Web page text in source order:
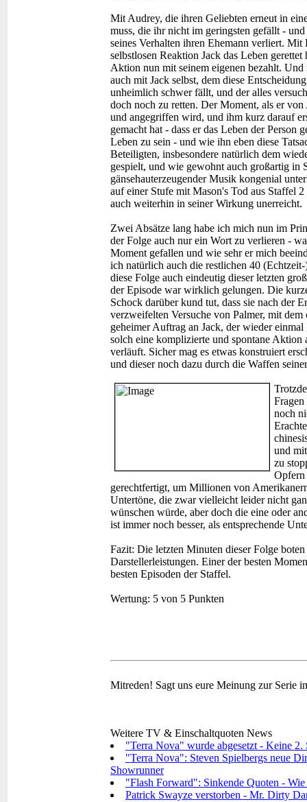
Mit Audrey, die ihren Geliebten erneut in
muss, die ihr nicht im geringsten gefällt -
seines Verhalten ihren Ehemann verliert. Mit
selbstlosen Reaktion Jack das Leben gerettet
Aktion nun mit seinem eigenen bezahlt.
auch mit Jack selbst, dem diese
unheimlich schwer fällt, und der alles
doch noch zu retten. Der Moment, als er
und angegriffen wird, und ihm kurz darauf
gemacht hat - dass er das Leben der Person
Leben zu sein - und wie ihn eben diese
Beteiligten, insbesondere natürlich dem
gespielt, und wie gewohnt auch großartig in
gänsehauterzeugender Musik kongenial
auf einer Stufe mit Mason's Tod aus Staffel
auch weiterhin in seiner Wirkung unerreicht.
Zwei Absätze lang habe ich mich nun im
der Folge auch nur ein Wort zu verlieren -
Moment gefallen und wie sehr er mich
ich natürlich auch die restlichen 40
diese Folge auch eindeutig dieser letzten
der Episode war wirklich gelungen. Die
Schock darüber kund tut, dass sie nach der
verzweifelten Versuche von Palmer, mit
geheimer Auftrag an Jack, der wieder
solch eine komplizierte und spontane Aktion
verläuft. Sicher mag es etwas konstruiert
und dieser noch dazu durch die Waffen
noch
und
zu
Opfern
gerechtfertigt, um Millionen von
Untertöne, die zwar vielleicht leider nicht
wünschen würde, aber doch die eine oder
ist immer noch besser, als entsprechende
Fazit: Die letzten Minuten dieser Folge
Darstellerleistungen. Einer der besten
besten Episoden der Staffel.
Wertung: 5 von 5 Punkten
Mitreden! Sagt uns eure Meinung zur Serie
Weitere TV & Einschaltquoten News
"Terra Nova" wurde abgesetzt - Keine
"Terra Nova": Steven Spielbergs neue
Showrunner
"Flash Forward": Sinkende Quoten -
Patrick Swayze verstorben - Mr. Dirty